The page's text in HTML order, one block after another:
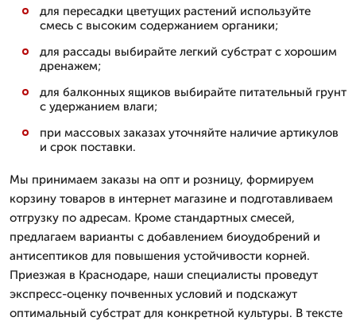
для пересадки цветущих растений используйте
смесь с высоким содержанием органики;
для рассады выбирайте легкий субстрат с хорошим
дренажем;
для балконных ящиков выбирайте питательный грунт
с удержанием влаги;
при массовых заказах уточняйте наличие артикулов
и срок поставки.
Мы принимаем заказы на опт и розницу, формируем
корзину товаров в интернет магазине и подготавливаем
отгрузку по адресам. Кроме стандартных смесей,
предлагаем варианты с добавлением биоудобрений и
антисептиков для повышения устойчивости корней.
Приезжая в Краснодаре, наши специалисты проведут
экспресс-оценку почвенных условий и подскажут
оптимальный субстрат для конкретной культуры. В тексте